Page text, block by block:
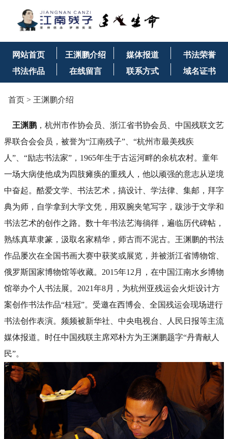
网站首页 王渊鹏介绍 媒体报道
书法荣誉
书法作品
在线留言 联系方式 域名证书
首页 > 王渊鹏介绍
王渊鹏，杭州市作协会员、浙江省书协会员、中国残联文艺
界联合会会员，被誉为“江南残子”、“杭州市最美残疾
人”、“励志书法家”，1965年生于古运河畔的余杭农村。童年
一场大病使他成为四肢瘫痪的重残人，他以顽强的意志从逆境
中奋起。酷爱文学、书法艺术，搞设计、学法律、集邮，拜字
典为师，自学拿到大学文凭，用双腕夹笔写字，跋涉于文学和
书法艺术的创作之路。数十年书法艺海徜徉，遍临历代碑帖，
熟练真草隶篆，汲取名家精华，师古而不泥古。王渊鹏的书法
作品屡次在全国书画大赛中获奖或展览，并被浙江省博物馆、
俄罗斯国家博物馆等收藏。2015年12月，在中国江南水乡博物
馆举办个人书法展。2021年8月，为杭州亚残运会火炬设计方
案创作书法作品“桂冠”。受邀在西博会、全国残运会现场进行
书法创作表演。频频被新华社、中央电视台、人民日报等主流
媒体报道。时任中国残联主席邓朴方为王渊鹏题字“丹青献人
民”。